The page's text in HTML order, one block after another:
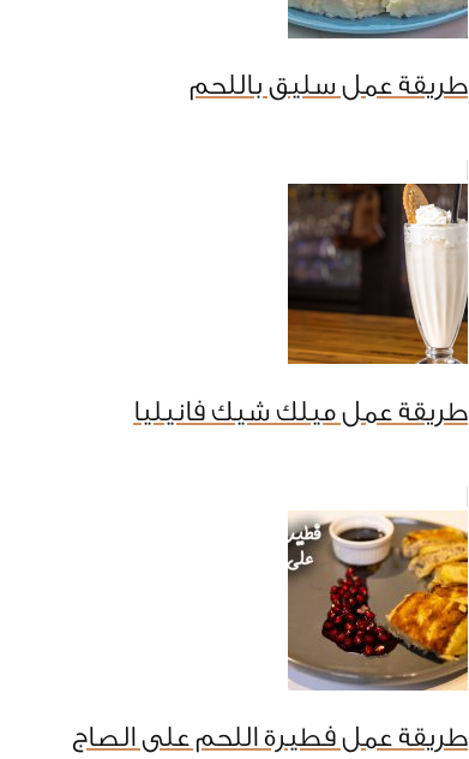
طريقة عمل سليق باللحم
طريقة عمل ميلك شيك فانيليا
طريقة عمل فطيرة اللحم على الصاج